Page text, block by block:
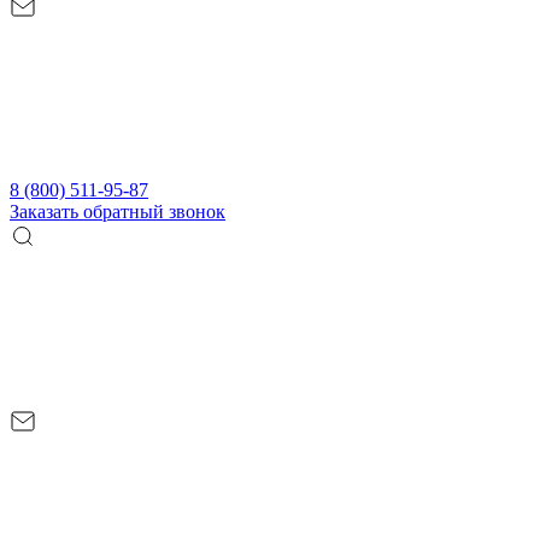
8 (800) 511-95-87
Заказать обратный звонок